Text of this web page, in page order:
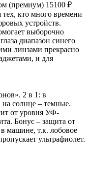
(премиум) 15100 ₽
кто много времени
устройств.
выборочно
диапазон синего
линзами прекрасно
и для
2 в 1: в
солнце – темные.
от уровня УФ-
Бонус – защита от
машине, т.к. лобовое
ультрафиолет.